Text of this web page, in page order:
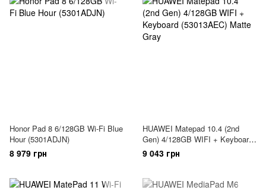
Honor Pad 8 6/128GB Wi-Fi Blue
Hour (5301ADJN)
8 979 грн
HUAWEI Matepad 10.4 (2nd
Gen) 4/128GB WIFI + Keyboard
(53013AEC) Matte Gray
9 043 грн